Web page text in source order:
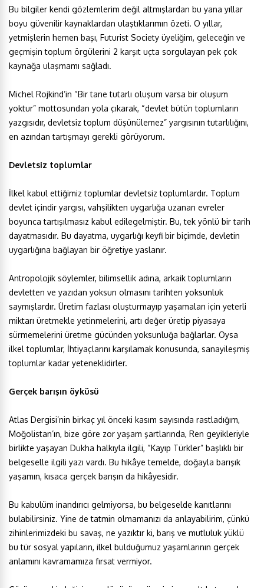
Bu bilgiler kendi gözlemlerim değil altmışlardan bu yana yıllar
boyu güvenilir kaynaklardan ulaştıklarımın özeti. O yıllar,
yetmişlerin hemen başı, Futurist Society üyeliğim, geleceğin ve
geçmişin toplum örgülerini 2 karşıt uçta sorgulayan pek çok
kaynağa ulaşmamı sağladı.
Michel Rojkind’in “Bir tane tutarlı oluşum varsa bir oluşum
yoktur” mottosundan yola çıkarak, “devlet bütün toplumların
yazgısıdır, devletsiz toplum düşünülemez” yargısının tutarlılığını,
en azından tartışmayı gerekli görüyorum.
Devletsiz toplumlar
İlkel kabul ettiğimiz toplumlar devletsiz toplumlardır. Toplum
devlet içindir yargısı, vahşilikten uygarlığa uzanan evreler
boyunca tartışılmasız kabul edilegelmiştir. Bu, tek yönlü bir tarih
dayatmasıdır. Bu dayatma, uygarlığı keyfi bir biçimde, devletin
uygarlığına bağlayan bir öğretiye yaslanır.
Antropolojik söylemler, bilimsellik adına, arkaik toplumların
devletten ve yazıdan yoksun olmasını tarihten yoksunluk
saymışlardır. Üretim fazlası oluşturmayıp yaşamaları için yeterli
miktarı üretmekle yetinmelerini, artı değer üretip piyasaya
sürmemelerini üretme gücünden yoksunluğa bağlarlar. Oysa
ilkel toplumlar, İhtiyaçlarını karşılamak konusunda, sanayileşmiş
toplumlar kadar yeteneklidirler.
Gerçek barışın öyküsü
Atlas Dergisi’nin birkaç yıl önceki kasım sayısında rastladığım,
Moğolistan’ın, bize göre zor yaşam şartlarında, Ren geyikleriyle
birlikte yaşayan Dukha halkıyla ilgili, “Kayıp Türkler” başlıklı bir
belgeselle ilgili yazı vardı. Bu hikâye temelde, doğayla barışık
yaşamın, kısaca gerçek barışın da hikâyesidir.
Bu kabulüm inandırıcı gelmiyorsa, bu belgeselde kanıtlarını
bulabilirsiniz. Yine de tatmin olmamanızı da anlayabilirim, çünkü
zihinlerimizdeki bu savaş, ne yazıktır ki, barış ve mutluluk yüklü
bu tür sosyal yapıların, ilkel bulduğumuz yaşamlarının gerçek
anlamını kavramamıza fırsat vermiyor.